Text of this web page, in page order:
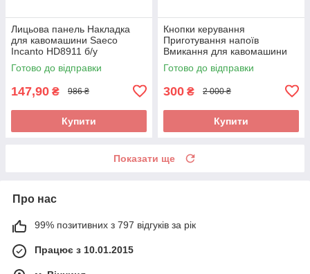
Лицьова панель Накладка
для кавомашини Saeco
Incanto HD8911 б/у
Готово до відправки
147,90 ₴ 986 ₴
Купити
Кнопки керування
Приготування напоїв
Вмикання для кавомашини
Saeco Incanto HD8911 б/у
Готово до відправки
300 ₴ 2 000 ₴
Купити
Показати ще
Про нас
99% позитивних з 797 відгуків за рік
Працює з 10.01.2015